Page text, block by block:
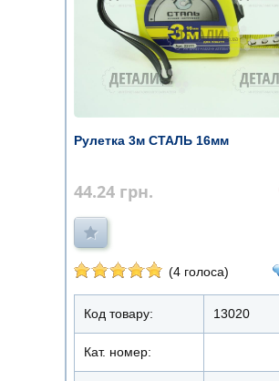
Рулетка 3м СТАЛЬ 16мм
44.24 грн.
(4 голоса)
Код товару: 13020
Кат. номер: